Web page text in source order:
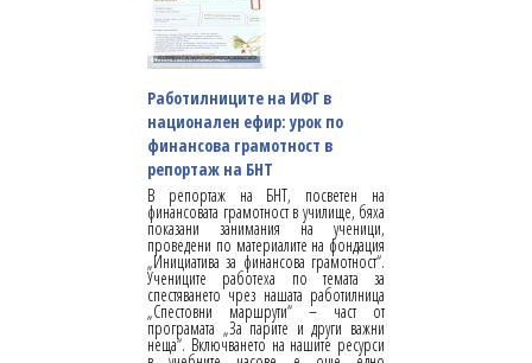
Работилниците на ИФГ в
национален ефир: урок по
финансова грамотност в
репортаж на БНТ
В репортаж на БНТ, посветен на
финансовата грамотност в училище, бяха
показани занимания на ученици,
проведени по материалите на фондация
„Инициатива за финансова грамотност“.
Учениците работеха по темата за
спестяването чрез нашата работилница
„Спестовни маршрути“ – част от
програмата „За парите и други важни
неща“. Включването на нашите ресурси